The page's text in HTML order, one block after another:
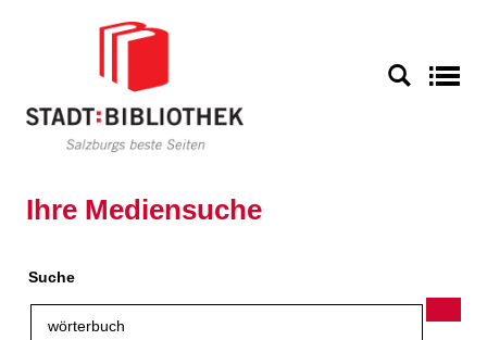
Ihre Mediensuche
Suche